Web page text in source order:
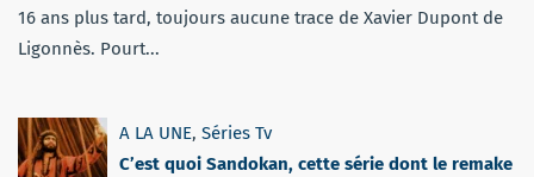
16 ans plus tard, toujours aucune trace de Xavier Dupont de
Ligonnès. Pourt...
A LA UNE, Séries Tv
C’est quoi Sandokan, cette série dont le remake